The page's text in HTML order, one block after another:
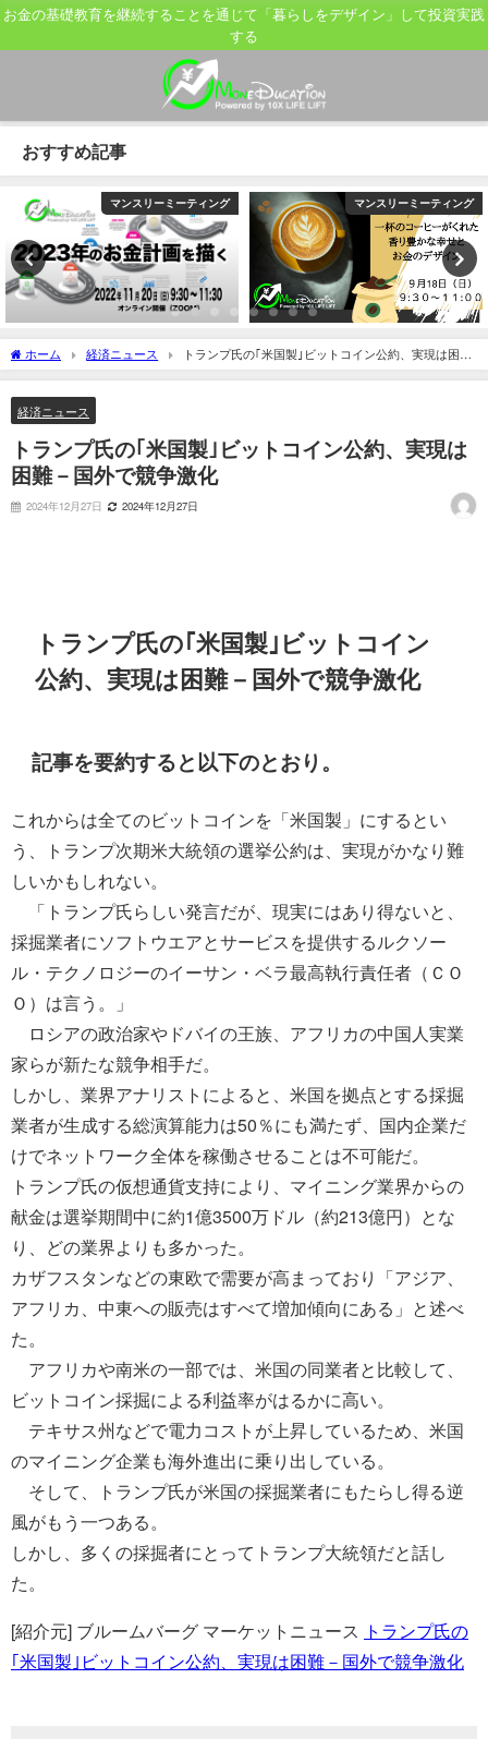
お金の基礎教育を継続することを通じて「暮らしをデザイン」して投資実践
する
おすすめ記事
マンスリーミーティング マンスリーミーティング
ホーム 経済ニュース
トランプ氏の｢米国製｣ビットコイン公約、実現は困難
－国外で競争激化
経済ニュース
トランプ氏の｢米国製｣ビットコイン公約、実現は
困難－国外で競争激化
2024年12月27日 2024年12月27日
トランプ氏の｢米国製｣ビットコイン
公約、実現は困難－国外で競争激化
記事を要約すると以下のとおり。
これからは全てのビットコインを「米国製」にするとい
う、トランプ次期米大統領の選挙公約は、実現がかなり難
しいかもしれない。
「トランプ氏らしい発言だが、現実にはあり得ないと、
採掘業者にソフトウエアとサービスを提供するルクソー
ル・テクノロジーのイーサン・ベラ最高執行責任者（ＣＯ
Ｏ）は言う。」
ロシアの政治家やドバイの王族、アフリカの中国人実業
家らが新たな競争相手だ。
しかし、業界アナリストによると、米国を拠点とする採掘
業者が生成する総演算能力は50％にも満たず、国内企業だ
けでネットワーク全体を稼働させることは不可能だ。
トランプ氏の仮想通貨支持により、マイニング業界からの
献金は選挙期間中に約1億3500万ドル（約213億円）とな
り、どの業界よりも多かった。
カザフスタンなどの東欧で需要が高まっており「アジア、
アフリカ、中東への販売はすべて増加傾向にある」と述べ
た。
アフリカや南米の一部では、米国の同業者と比較して、
ビットコイン採掘による利益率がはるかに高い。
テキサス州などで電力コストが上昇しているため、米国
のマイニング企業も海外進出に乗り出している。
そして、トランプ氏が米国の採掘業者にもたらし得る逆
風がもう一つある。
しかし、多くの採掘者にとってトランプ大統領だと話し
た。
[紹介元] ブルームバーグ マーケットニュース トランプ氏の
｢米国製｣ビットコイン公約、実現は困難－国外で競争激化